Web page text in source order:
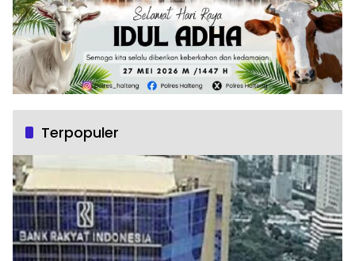
Terpopuler